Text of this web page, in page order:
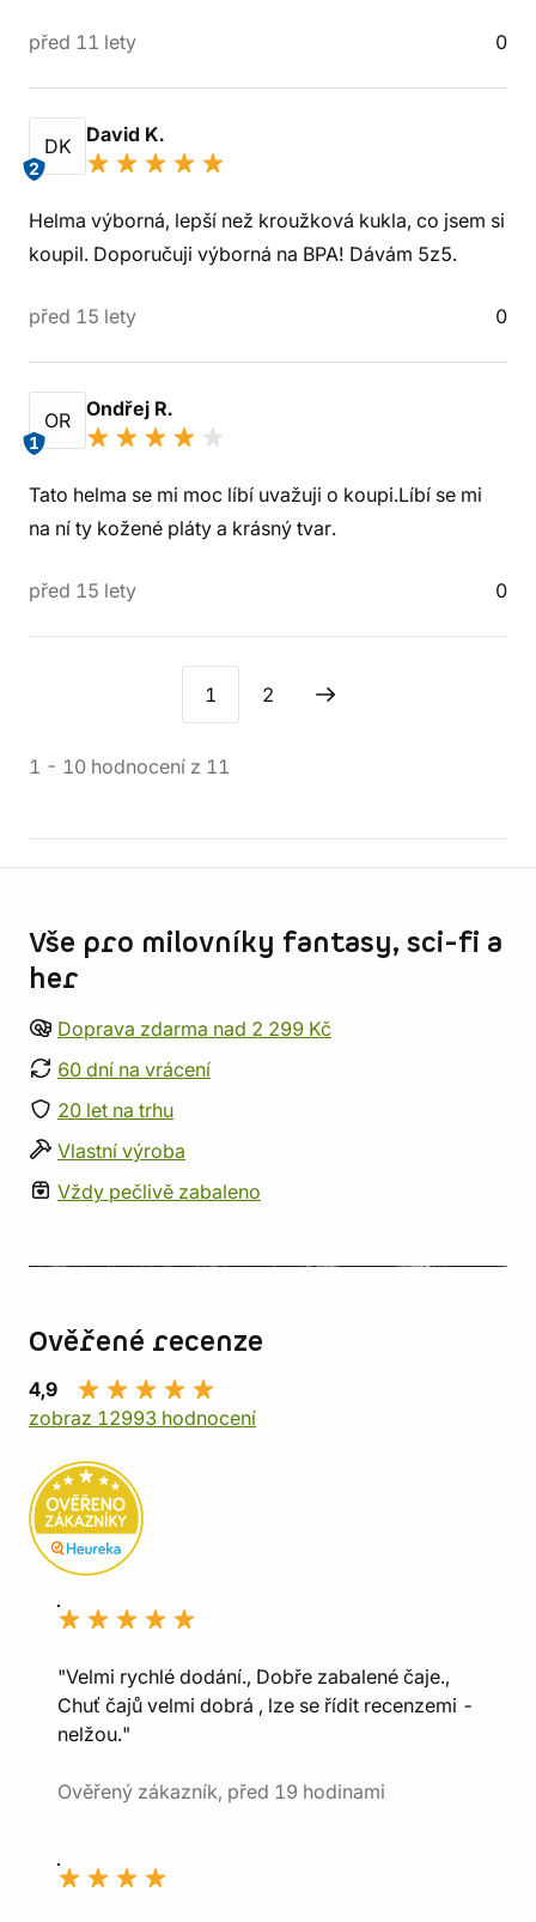
před 11 lety 0
DK
2
David K.
Helma výborná, lepší než kroužková kukla, co jsem si
koupil. Doporučuji výborná na BPA! Dávám 5z5.
před 15 lety 0
OR
1
Ondřej R.
Tato helma se mi moc líbí uvažuji o koupi.Líbí se mi
na ní ty kožené pláty a krásný tvar.
před 15 lety 0
1 2
1 - 10 hodnocení z 11
Vše pro milovníky fantasy, sci-fi a
her
Doprava zdarma nad 2 299 Kč
60 dní na vrácení
20 let na trhu
Vlastní výroba
Vždy pečlivě zabaleno
Ověřené recenze
4,9
zobraz 12993 hodnocení
"Velmi rychlé dodání., Dobře zabalené čaje.,
Chuť čajů velmi dobrá , lze se řídit recenzemi -
nelžou."
Ověřený zákazník, před 19 hodinami